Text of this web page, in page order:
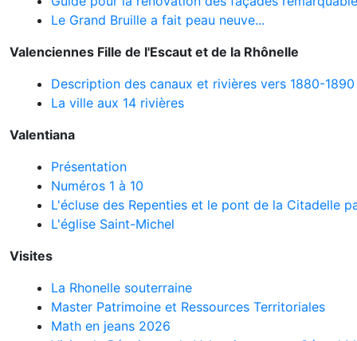
Le Grand Bruille a fait peau neuve...
Valenciennes Fille de l'Escaut et de la Rhônelle
Description des canaux et rivières vers 1880-
La ville aux 14 rivières
Valentiana
Présentation
Numéros 1 à 10
L'écluse des Repenties et le pont de la Citadelle
L'église Saint-Michel
Visites
La Rhonelle souterraine
Master Patrimoine et Ressources Territoriales
Math en jeans 2026